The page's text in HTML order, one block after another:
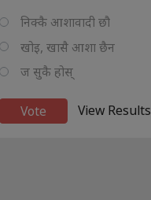
निक्कै आशावादी छौ
खोइ, खासै आशा छैन
ज सुकै होस्
View Results